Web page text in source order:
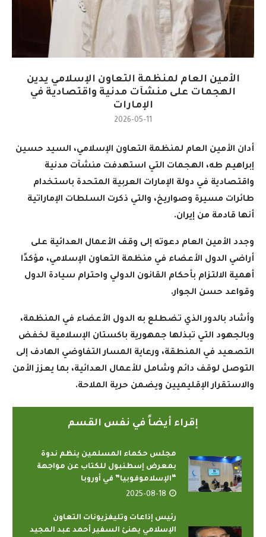
الأمين العام لمنظمة التعاون الإسلامي يدين
الهجمات على منشآت مدنية واقتصادية في
الإمارات
2026-05-11
أدان الأمين العام لمنظمة التعاون الإسلامي، السيد حسين
إبراهيم طه، الهجمات التي استهدفت منشآت مدنية
واقتصادية في دولة الإمارات العربية المتحدة باستخدام
طائرات مسيرة وصواريخ، والتي ذكرت السلطات الإماراتية
أنها قادمة من إيران.
وجدد الأمين العام دعوته إلى وقف الأعمال العدائية على
أراضي الدول الأعضاء في منظمة التعاون الإسلامي، مؤكدًا
أهمية الالتزام بأحكام القانون الدولي واحترام سيادة الدول
وقواعد حسن الجوار.
وأشاد بالدور الذي تضطلع به الدول الأعضاء في المنظمة،
وبالجهود التي تبذلها جمهورية باكستان الإسلامية لخفض
التصعيد في المنطقة، ورعاية المسار التفاوضي الهادف إلى
التوصل لوقف دائم وشامل للأعمال العدائية، بما يعزز الأمن
والاستقرار الإقليميين ويضمن حرية الملاحة.
إقراء أيضاً في نفس القسم
مجلس حكماء المسلمين ينظم ندوة
بمعرض إسطنبول للكتاب عن مواجهة
“الإسلاموفوبيا” في أوروبا
2025-08-18
رئيس إذاعات وتليفزيونات التعاون
الإسلامي يهنئ السفير أحمد عبد المجيد